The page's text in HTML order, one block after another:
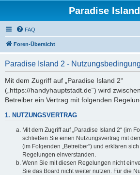
Paradise
FAQ
Foren-Übersicht
Paradise Island 2 -
Mit dem Zugriff auf „Paradise Island 2“
(„https://handyhauptstadt.de“) wird
Betreiber ein Vertrag mit folgenden
1. NUTZUNGSVERTRAG
Mit dem Zugriff auf „Paradise Island 2“ (im
schließen Sie einen Nutzungsvertrag mit
(im Folgenden „Betreiber“) und erklären
Regelungen einverstanden.
Wenn Sie mit diesen Regelungen nicht
Sie das Board nicht weiter nutzen. Für die